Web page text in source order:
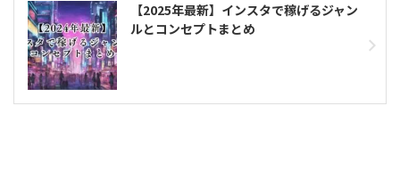
【2025年最新】インスタで稼げるジャン
ルとコンセプトまとめ